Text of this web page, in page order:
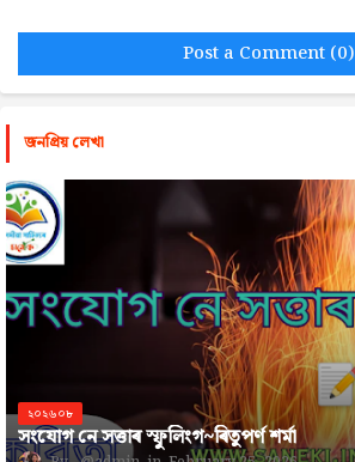
Post a Comment (0)
জনপ্রিয় লেখা
২০২৬০৮
সংযোগ নে সত্তাৰ স্ফুলিংগ~ৰিতুপৰ্ণ শৰ্মা